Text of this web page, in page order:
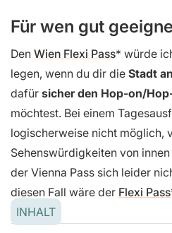
Für wen gut
Den Wien Flexi Pass würde
legen, wenn du dir die Stadt
dafür sicher den Hop-on/
möchtest. Bei einem
logischerweise nicht möglich,
Sehenswürdigkeiten von
der Vienna Pass sich leider
diesen Fall wäre der Flexi Pass
INHALT